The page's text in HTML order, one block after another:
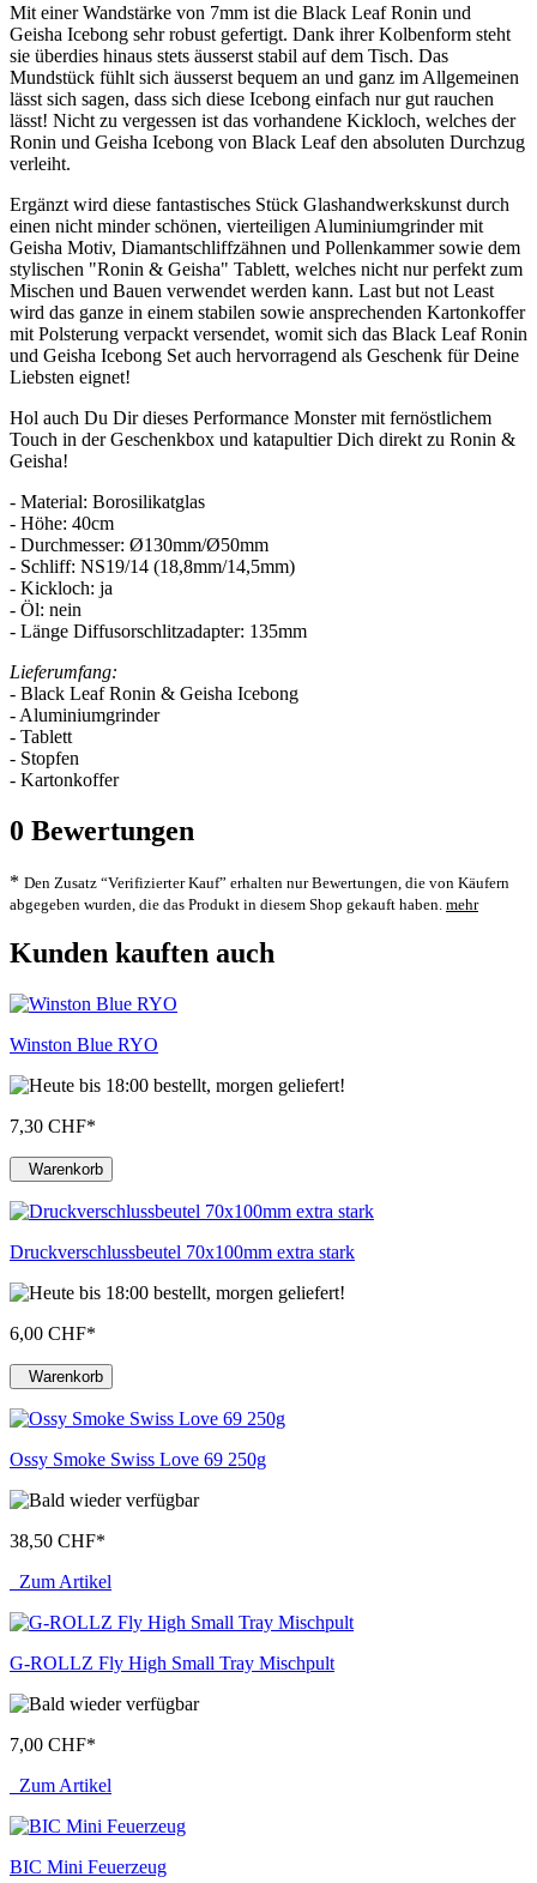
Mit einer Wandstärke von 7mm ist die Black Leaf Ronin und
Geisha Icebong sehr robust gefertigt. Dank ihrer Kolbenform steht
sie überdies hinaus stets äusserst stabil auf dem Tisch. Das
Mundstück fühlt sich äusserst bequem an und ganz im Allgemeinen
lässt sich sagen, dass sich diese Icebong einfach nur gut rauchen
lässt! Nicht zu vergessen ist das vorhandene Kickloch, welches der
Ronin und Geisha Icebong von Black Leaf den absoluten Durchzug
verleiht.
Ergänzt wird diese fantastisches Stück Glashandwerkskunst durch
einen nicht minder schönen, vierteiligen Aluminiumgrinder mit
Geisha Motiv, Diamantschliffzähnen und Pollenkammer sowie dem
stylischen "Ronin & Geisha" Tablett, welches nicht nur perfekt zum
Mischen und Bauen verwendet werden kann. Last but not Least
wird das ganze in einem stabilen sowie ansprechenden Kartonkoffer
mit Polsterung verpackt versendet, womit sich das Black Leaf Ronin
und Geisha Icebong Set auch hervorragend als Geschenk für Deine
Liebsten eignet!
Hol auch Du Dir dieses Performance Monster mit fernöstlichem
Touch in der Geschenkbox und katapultier Dich direkt zu Ronin &
Geisha!
- Material: Borosilikatglas
- Höhe: 40cm
- Durchmesser: Ø130mm/Ø50mm
- Schliff: NS19/14 (18,8mm/14,5mm)
- Kickloch: ja
- Öl: nein
- Länge Diffusorschlitzadapter: 135mm
Lieferumfang:
- Black Leaf Ronin & Geisha Icebong
- Aluminiumgrinder
- Tablett
- Stopfen
- Kartonkoffer
0 Bewertungen
* Den Zusatz “Verifizierter Kauf” erhalten nur Bewertungen, die von Käufern
abgegeben wurden, die das Produkt in diesem Shop gekauft haben. mehr
Kunden kauften auch
Winston Blue RYO
7,30 CHF*
Warenkorb
Druckverschlussbeutel 70x100mm extra stark
6,00 CHF*
Warenkorb
Ossy Smoke Swiss Love 69 250g
38,50 CHF*
Zum Artikel
G-ROLLZ Fly High Small Tray Mischpult
7,00 CHF*
Zum Artikel
BIC Mini Feuerzeug